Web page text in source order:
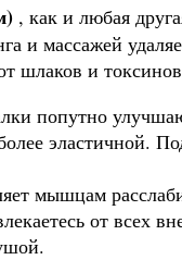
, как и любая
и массажей
шлаков и
попутно
эластичной.
мышцам
от всех